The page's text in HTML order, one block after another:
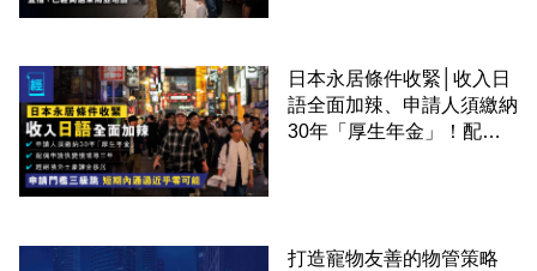
日本永居條件收緊│收入日
語全面加辣、申請人須繳納
30年「厚生年金」！配偶
打造寵物友善的物管策略